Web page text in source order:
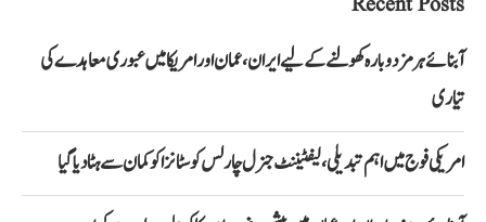
آبنائے ہرمز دوبارہ کھولنے کے لیے ایران، عمان اور امریکا میں عبوری معاہدے کی
تیاری
امریکی فوج میں اہم تبدیلی، لیفٹیننٹ جنرل چارلس کوسٹانزا کو کمان سے ہٹا دیا گیا